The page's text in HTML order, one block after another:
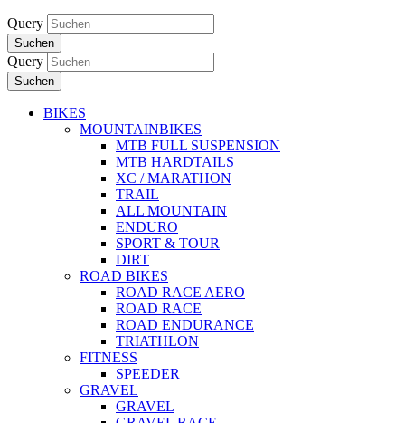
Query
Suchen
Query
Suchen
BIKES
MOUNTAINBIKES
MTB FULL SUSPENSION
MTB HARDTAILS
XC / MARATHON
TRAIL
ALL MOUNTAIN
ENDURO
SPORT & TOUR
DIRT
ROAD BIKES
ROAD RACE AERO
ROAD RACE
ROAD ENDURANCE
TRIATHLON
FITNESS
SPEEDER
GRAVEL
GRAVEL